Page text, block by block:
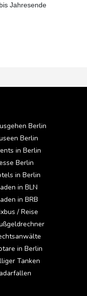
Jahresende
Berlin
Berlin
in Berlin
Berlin
in Berlin
in BLN
in BRB
/ Reise
in Berlin
Tanken